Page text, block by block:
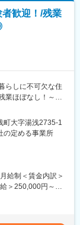
宅設備や建材。ユ
を創造する商品
供します。
排水設備・電設
フラ整備に不可
す。月給(月額)は
者歓迎！/残業
らしに不可欠な住
業ほぼなし！～
人員を募集いたし
材料の製材業務
業務になりま
てされ、仕上げ
町大字湯浅2735-1
の定める事業所
給制＜賃金内訳＞
＞250,000円～